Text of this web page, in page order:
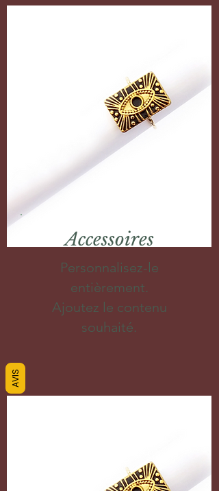
Accessoires
Personnalisez-le
entièrement.
Ajoutez le contenu
souhaité.
AVIS